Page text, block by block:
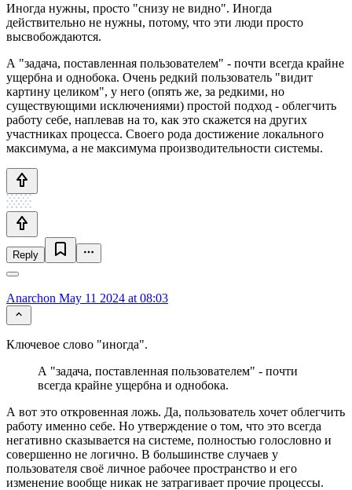
Иногда нужны, просто "снизу не видно". Иногда
действительно не нужны, потому, что эти люди просто
высвобождаются.
А "задача, поставленная пользователем" - почти всегда крайне
ущербна и однобока. Очень редкий пользователь "видит
картину целиком", у него (опять же, за редкими, но
существующими исключениями) простой подход - облегчить
работу себе, наплевав на то, как это скажется на других
участниках процесса. Своего рода достижение локального
максимума, а не максимума производительности системы.
Reply
Anarchon May 11 2024 at 08:03
Ключевое слово "иногда".
А "задача, поставленная пользователем" - почти
всегда крайне ущербна и однобока.
А вот это откровенная ложь. Да, пользователь хочет облегчить
работу именно себе. Но утверждение о том, что это всегда
негативно сказывается на системе, полностью голословно и
совершенно не логично. В большинстве случаев у
пользователя своё личное рабочее пространство и его
изменение вообще никак не затрагивает прочие процессы.